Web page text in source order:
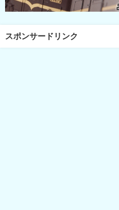
スポンサードリンク